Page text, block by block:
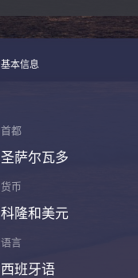
基本信息
首都
圣萨尔瓦多
货币
科隆和美元
语言
西班牙语